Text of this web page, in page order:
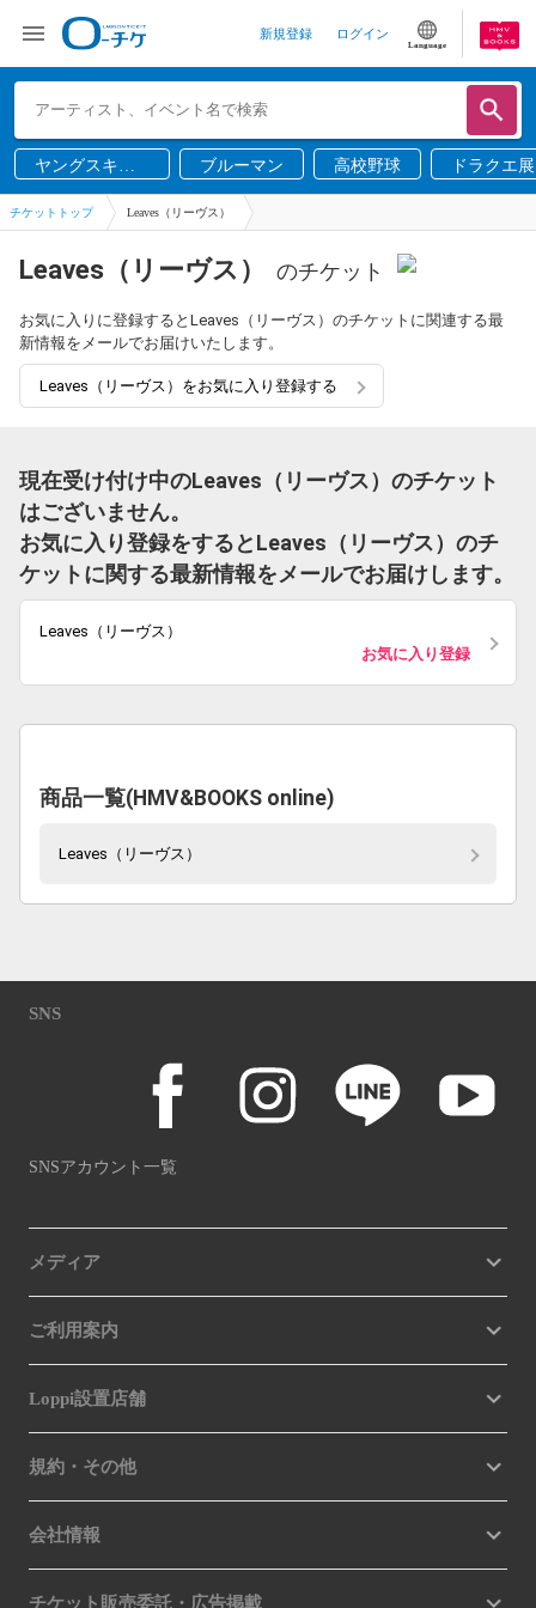
新規登録 ログイン
Language
ヤングスキニ
ー
ブルーマン 高校野球 ドラクエ展
チケットトップ Leaves（リーヴス）
Leaves（リーヴス） のチケット
お気に入りに登録するとLeaves（リーヴス）のチケットに関連する最
新情報をメールでお届けいたします。
Leaves（リーヴス）をお気に入り登録する
現在受け付け中のLeaves（リーヴス）のチケット
はございません。
お気に入り登録をするとLeaves（リーヴス）のチ
ケットに関する最新情報をメールでお届けします。
Leaves（リーヴス）
お気に入り登録
商品一覧(HMV&BOOKS online)
Leaves（リーヴス）
SNS
SNSアカウント一覧
メディア
ご利用案内
Loppi設置店舗
規約・その他
会社情報
チケット販売委託・広告掲載